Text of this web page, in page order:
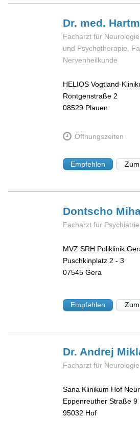
Dr. med.
Facharzt für
und Psychotherapie,
Nervenheilkunde
HELIOS Vogtland-
Röntgenstraße 2
08529 Plauen
Öffnungszeiten
Empfehlen
Dontscho
Facharzt für
MVZ SRH Poliklinik
Puschkinplatz 2 - 3
07545 Gera
Empfehlen
Dr. Andrej
Facharzt für Neurologie
Sana Klinikum Hof
Eppenreuther Straße 9
95032 Hof